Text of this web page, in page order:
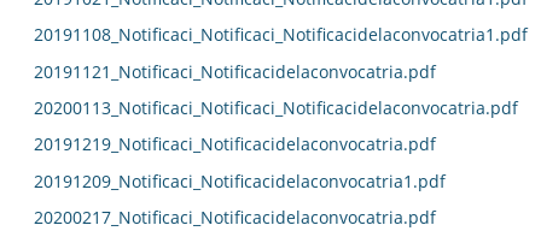
20191108_Notificaci_Notificaci_Notificacidelaconvocatria1.pdf
20191121_Notificaci_Notificacidelaconvocatria.pdf
20200113_Notificaci_Notificaci_Notificacidelaconvocatria.pdf
20191219_Notificaci_Notificacidelaconvocatria.pdf
20191209_Notificaci_Notificacidelaconvocatria1.pdf
20200217_Notificaci_Notificacidelaconvocatria.pdf